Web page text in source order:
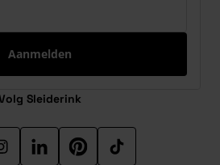
Aanmelden
Sleiderink